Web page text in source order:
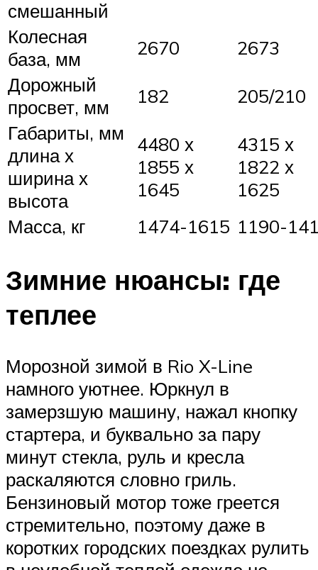
смешанный
Колесная
база, мм
2670
2673
Дорожный
просвет, мм
182
205/210
Габариты, мм
длина х
ширина х
высота
4480 х
1855 х
1645
4315 х
1822 х
1625
Масса, кг
1474-1615 1190-
Зимние нюансы: где
теплее
Морозной зимой в Rio X-Line
намного уютнее. Юркнул в
замерзшую машину, нажал кнопку
стартера, и буквально за пару
минут стекла, руль и кресла
раскаляются словно гриль.
Бензиновый мотор тоже греется
стремительно, поэтому даже в
коротких городских поездках рулить